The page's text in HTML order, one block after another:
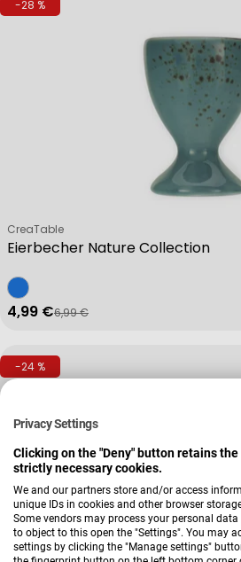
Privacy Settings
Clicking on the "Deny" button retains
strictly necessary cookies.
We and our partners store and/or access
unique IDs in cookies and other browser
Some vendors may process your personal
to object to this open the "Settings". You may
settings by clicking the "Manage settings"
-28 %
Eierbecher Nature Collection
Verkäufer:
CreaTable
Verkaufspreis
4,99 €
Regulärer Preis
6,99 €
-24 %